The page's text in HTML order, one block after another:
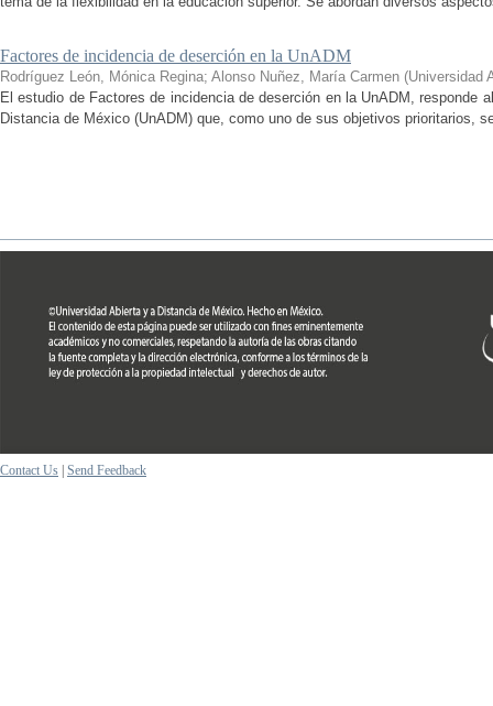
Factores de incidencia de deserción en la UnADM
Rodríguez León, Mónica Regina; Alonso Nuñez, María Carmen (Universidad
El estudio de Factores de incidencia de deserción en la UnADM, responde
Distancia de México (UnADM) que, como uno de sus objetivos prioritarios,
Contact Us Send Feedback